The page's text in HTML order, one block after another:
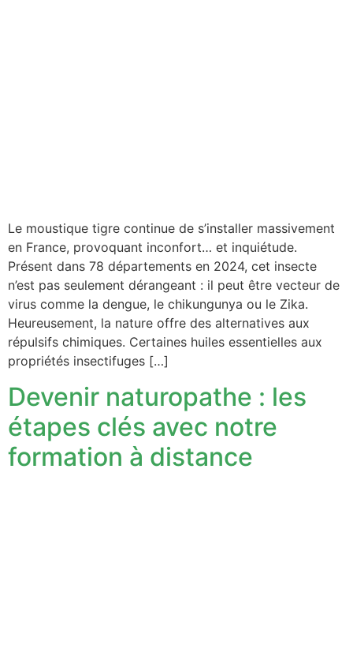
Le moustique tigre continue de s’installer massivement
en France, provoquant inconfort… et inquiétude.
Présent dans 78 départements en 2024, cet insecte
n’est pas seulement dérangeant : il peut être vecteur de
virus comme la dengue, le chikungunya ou le Zika.
Heureusement, la nature offre des alternatives aux
répulsifs chimiques. Certaines huiles essentielles aux
propriétés insectifuges […]
Devenir naturopathe : les
étapes clés avec notre
formation à distance